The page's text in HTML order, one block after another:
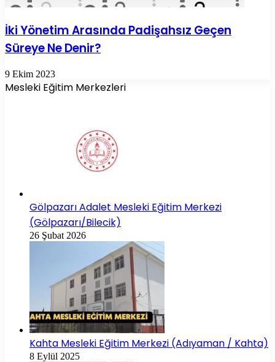
İki Yönetim Arasında Padişahsız Geçen
Süreye Ne Denir?
9 Ekim 2023
Mesleki Eğitim Merkezleri
Gölpazarı Adalet Mesleki Eğitim Merkezi
(Gölpazarı/Bilecik)
26 Şubat 2026
Kahta Mesleki Eğitim Merkezi (Adıyaman / Kahta)
8 Eylül 2025